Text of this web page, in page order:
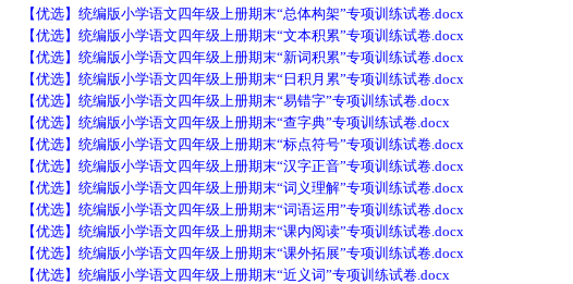
【优选】统编版小学语文四年级上册期末“总体构架”专项训练试卷.docx
【优选】统编版小学语文四年级上册期末“文本积累”专项训练试卷.docx
【优选】统编版小学语文四年级上册期末“新词积累”专项训练试卷.docx
【优选】统编版小学语文四年级上册期末“日积月累”专项训练试卷.docx
【优选】统编版小学语文四年级上册期末“易错字”专项训练试卷.docx
【优选】统编版小学语文四年级上册期末“查字典”专项训练试卷.docx
【优选】统编版小学语文四年级上册期末“标点符号”专项训练试卷.docx
【优选】统编版小学语文四年级上册期末“汉字正音”专项训练试卷.docx
【优选】统编版小学语文四年级上册期末“词义理解”专项训练试卷.docx
【优选】统编版小学语文四年级上册期末“词语运用”专项训练试卷.docx
【优选】统编版小学语文四年级上册期末“课内阅读”专项训练试卷.docx
【优选】统编版小学语文四年级上册期末“课外拓展”专项训练试卷.docx
【优选】统编版小学语文四年级上册期末“近义词”专项训练试卷.docx